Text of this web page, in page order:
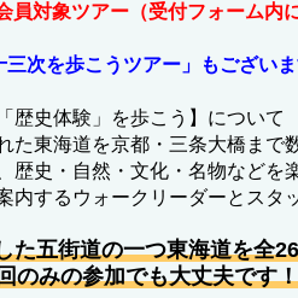
対象ツアー（受付フォーム内
三次を歩こうツアー」もござい
歴史体験」を歩こう】について
た東海道を京都・三条大橋まで
歴史・自然・文化・名物など
内するウォークリーダーとス
た五街道の一つ東海道を全
のみの参加でも大丈夫です！